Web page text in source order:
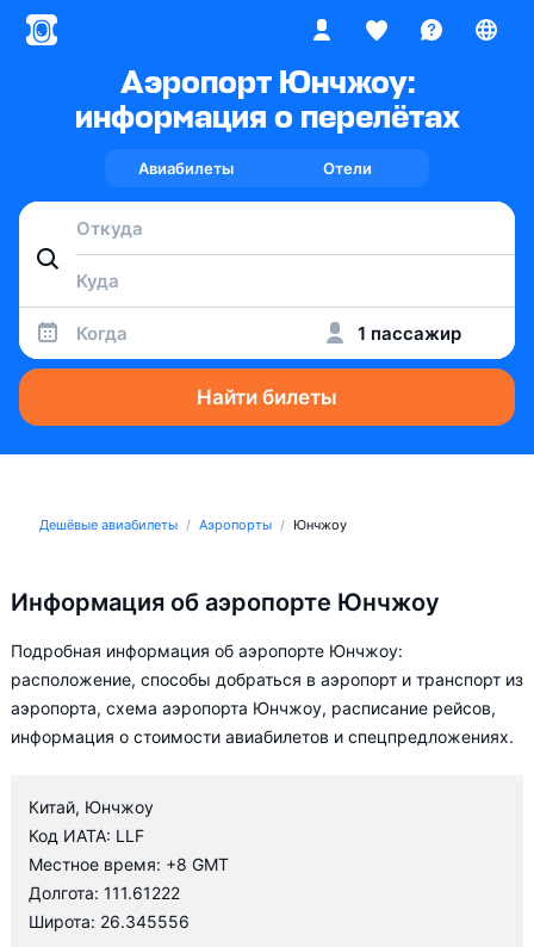
Аэропорт Юнчжоу:
информация о перелётах
Авиабилеты Отели
Когда 1 пассажир
Найти билеты
Дешёвые авиабилеты Аэропорты Юнчжоу
Информация об аэропорте Юнчжоу
Подробная информация об аэропорте Юнчжоу:
расположение, способы добраться в аэропорт и транспорт из
аэропорта, схема аэропорта Юнчжоу, расписание рейсов,
информация о стоимости авиабилетов и спецпредложениях.
Китай, Юнчжоу
Код ИАТА: LLF
Местное время: +8 GMT
Долгота: 111.61222
Широта: 26.345556